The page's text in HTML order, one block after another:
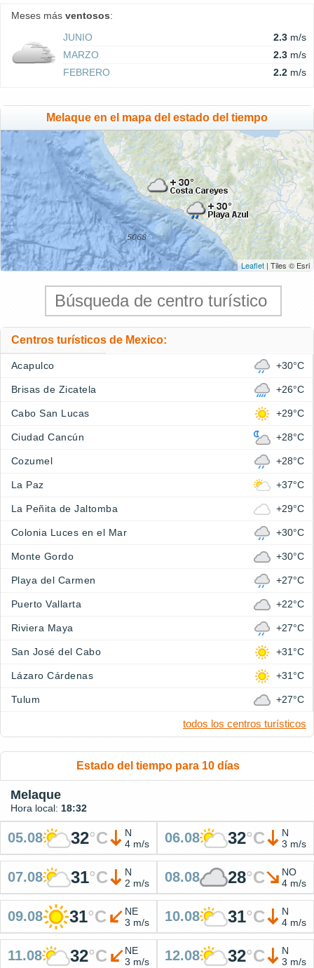
Meses más ventosos:
JUNIO
2.3 m/s
MARZO
2.3 m/s
FEBRERO
2.2 m/s
Melaque en el mapa del estado del tiempo
Leaflet | Tiles © Esri
Centros turísticos de Mexico:
Acapulco +30°C
Brisas de Zicatela +26°C
Cabo San Lucas +29°C
Ciudad Cancún +28°C
Cozumel +28°C
La Paz +37°C
La Peñita de Jaltomba +29°C
Colonia Luces en el Mar +30°C
Monte Gordo +30°C
Playa del Carmen +27°C
Puerto Vallarta +22°C
Riviera Maya +27°C
San José del Cabo +31°C
Lázaro Cárdenas +31°C
Tulum +27°C
todos los centros turísticos
Estado del tiempo para 10 días
Melaque
Hora local: 18:32
05.08 32°C
N
4 m/s
06.08 32°C
N
3 m/s
07.08 31°C
N
2 m/s
08.08 28°C
NO
4 m/s
09.08 31°C
NE
3 m/s
10.08 31°C
N
4 m/s
11.08 32°C
NE
3 m/s
12.08 32°C
N
3 m/s